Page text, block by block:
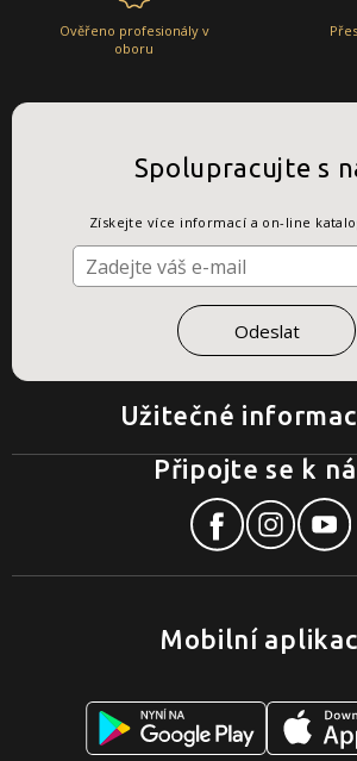
Ověřeno profesionály v
oboru
Užitečné
Spolupracujte s
Získejte více informací a on-line
Mobilní
Připojte se k